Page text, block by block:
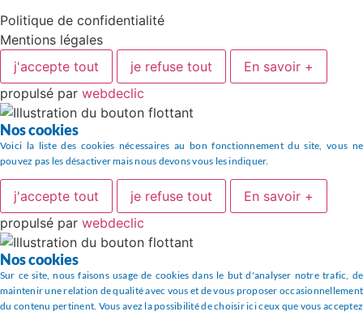
Politique de confidentialité
Mentions légales
j'accepte tout
je refuse tout
En savoir +
propulsé par webdeclic
Nos cookies
Voici la liste des cookies nécessaires au bon fonctionnement du site, vous ne
pouvez pas les désactiver mais nous devons vous les indiquer.
j'accepte tout je refuse tout
En savoir +
propulsé par webdeclic
Nos cookies
Sur ce site, nous faisons usage de cookies dans le but d'analyser notre trafic, de
maintenir une relation de qualité avec vous et de vous proposer occasionnellement
du contenu pertinent. Vous avez la possibilité de choisir ici ceux que vous acceptez